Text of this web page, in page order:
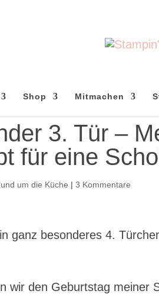
Shop Mitmachen
3. Tür –
für eine
um die Küche |3 Kommentare
ganz besonderes 4.
wir den Geburtstag meiner